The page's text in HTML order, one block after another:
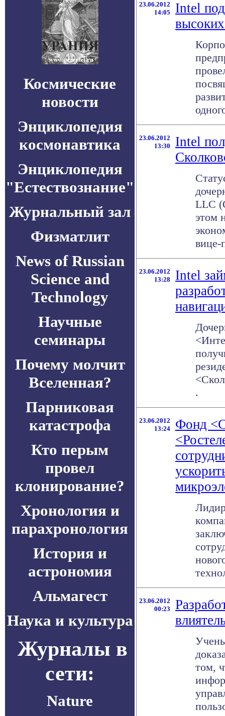
Космические
новости
Энциклопедия
космонавтика
Энциклопедия
"Естествознание"
Журнальный зал
Физматлит
News of Russian
Science and
Technology
Научные
семинары
Почему молчит
Вселенная?
Парниковая
катастрофа
Кто перым
провел
клонирование?
Хронология и
парахронология
История и
астрономия
Альмагест
Наука и культура
Журналы в
сети:
Nature
23.06.2012
14:05
Intel
23.06.2012
13:30
Intel
LLC
этом
вице-
23.06.2012
13:28
Intel
.
23.06.2012
13:24
Фонд
23.06.2012
00:23
том,